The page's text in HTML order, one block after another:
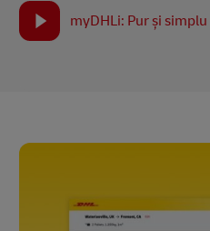
myDHLi: Pur și